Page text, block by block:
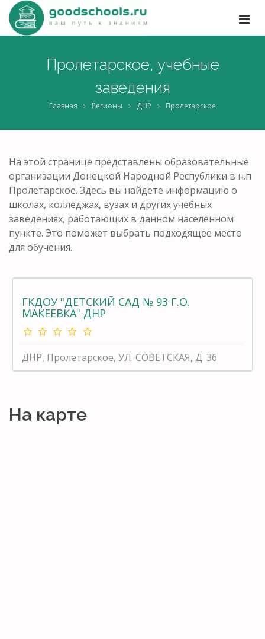
Пролетарское, учебные
заведения
Главная Регионы ДНР Пролетарское
На этой странице представлены образовательные
организации Донецкой Народной Республики в н.п
Пролетарское. Здесь вы найдете информацию о
школах, колледжах, вузах и других учебных
заведениях, работающих в данном населенном
пункте. Это поможет выбрать подходящее место
для обучения.
ГКДОУ "ДЕТСКИЙ САД № 93 Г.О.
МАКЕЕВКА" ДНР
ДНР, Пролетарское, УЛ. СОВЕТСКАЯ, Д. 36
На карте